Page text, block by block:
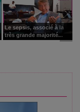
Le sepsis, associé à la
très grande majorité...